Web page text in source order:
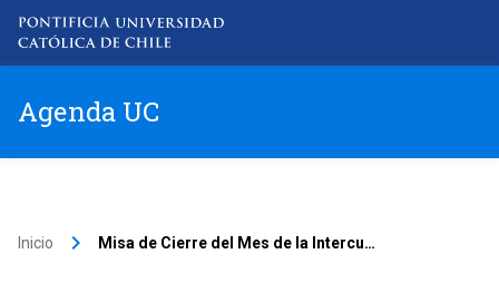
Agenda UC
Item 2
Inicio keyboard_arrow_right Misa de Cierre del Mes de la Intercu…